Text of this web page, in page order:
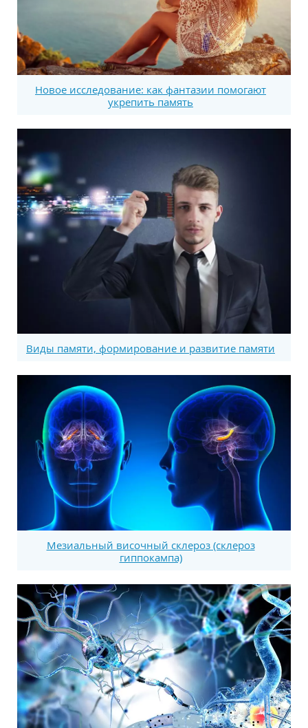
Новое исследование: как фантазии помогают
укрепить память
Виды памяти, формирование и развитие памяти
Мезиальный височный склероз (склероз
гиппокампа)